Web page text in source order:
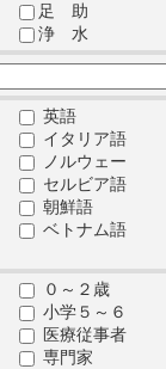
足 助
浄 水
英語
イタリア語
ノルウェー
セルビア語
朝鮮語
ベトナム語
０～２歳
小学５～６
医療従事者
専門家